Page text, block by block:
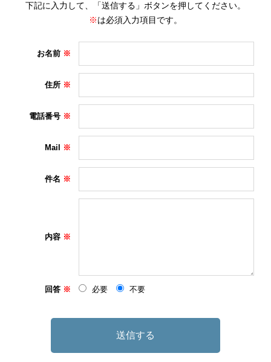
下記に入力して、「送信する」ボタンを押してください。
※は必須入力項目です。
お名前
住所
電話番号
Mail
件名
内容
回答 必要 不要